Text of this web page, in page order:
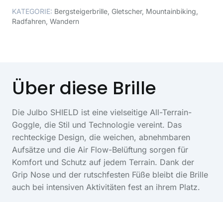
KATEGORIE: Bergsteigerbrille, Gletscher, Mountainbiking,
Radfahren, Wandern
Über diese Brille
Die Julbo SHIELD ist eine vielseitige All-Terrain-
Goggle, die Stil und Technologie vereint. Das
rechteckige Design, die weichen, abnehmbaren
Aufsätze und die Air Flow-Belüftung sorgen für
Komfort und Schutz auf jedem Terrain. Dank der
Grip Nose und der rutschfesten Füße bleibt die Brille
auch bei intensiven Aktivitäten fest an ihrem Platz.